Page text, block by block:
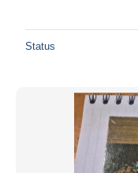
Status